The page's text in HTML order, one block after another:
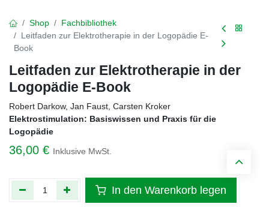
Shop
Fachbibliothek
Leitfaden zur Elektrotherapie in der Logopädie E-
Book
Leitfaden zur Elektrotherapie in der
Logopädie E-Book
Robert Darkow, Jan Faust, Carsten Kroker
Elektrostimulation: Basiswissen und Praxis für die
Logopädie
36,00 € Inklusive MwSt.
In den Warenkorb legen